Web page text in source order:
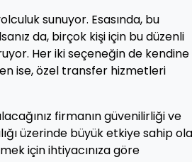
sunuyor. Esasında, bu
da, birçok kişi için bu düzenli
Her iki seçeneğin de kendine
ise, özel transfer hizmetleri
firmanın güvenilirliği ve
üzerinde büyük etkiye sahip
için ihtiyacınıza göre